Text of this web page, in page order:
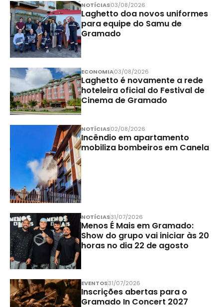
NOTÍCIAS03/08/2026
Laghetto doa novos uniformes
para equipe do Samu de
Gramado
ECONOMIA03/08/2026
Laghetto é novamente a rede
hoteleira oficial do Festival de
Cinema de Gramado
NOTÍCIAS02/08/2026
Incêndio em apartamento
mobiliza bombeiros em Canela
NOTÍCIAS31/07/2026
Menos É Mais em Gramado:
Show do grupo vai iniciar às 20
horas no dia 22 de agosto
EVENTOS31/07/2026
Inscrições abertas para o
Gramado In Concert 2027